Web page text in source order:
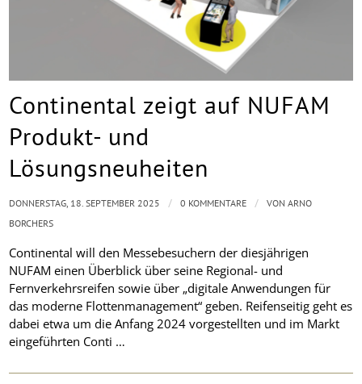
Continental zeigt auf NUFAM
Produkt- und
Lösungsneuheiten
Continental will den Messebesuchern der diesjährigen
NUFAM einen Überblick über seine Regional- und
Fernverkehrsreifen sowie über „digitale Anwendungen für
das moderne Flottenmanagement“ geben. Reifenseitig geht es
dabei etwa um die Anfang 2024 vorgestellten und im Markt
eingeführten Conti …
DONNERSTAG, 18. SEPTEMBER 2025 / 0 KOMMENTARE / VONARNO
BORCHERS